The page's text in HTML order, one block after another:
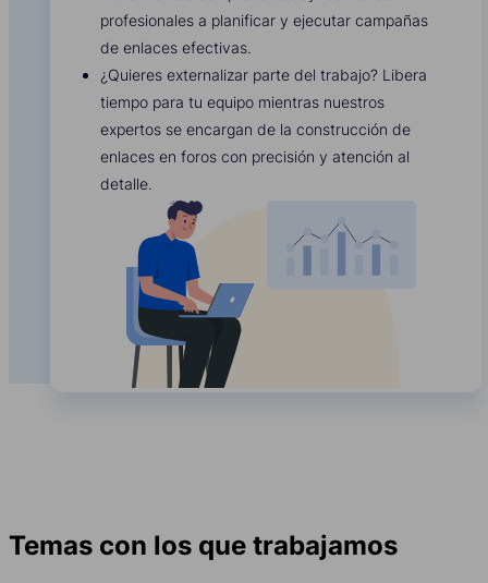
profesionales a planificar y ejecutar campañas
de enlaces efectivas.
¿Quieres externalizar parte del trabajo? Libera
tiempo para tu equipo mientras nuestros
expertos se encargan de la construcción de
enlaces en foros con precisión y atención al
detalle.
Temas con los que trabajamos